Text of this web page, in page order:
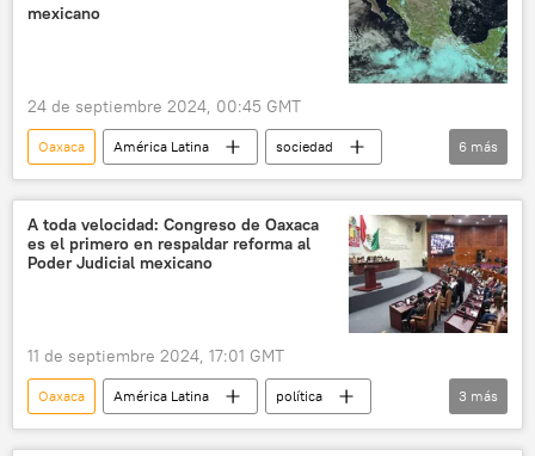
Centro Nacional de Huracanes (NHC) de EEUU
mexicano
24 de septiembre 2024, 00:45 GMT
Oaxaca América Latina
sociedad
medioambiente
México
Guerrero
Centro Nacional de Huracanes (NHC) de EEUU
Comisión Nacional del Agua (México)
6 más
A toda velocidad: Congreso de Oaxaca
es el primero en respaldar reforma al
Poder Judicial mexicano
11 de septiembre 2024, 17:01 GMT
Oaxaca América Latina
política
Andrés Manuel López Obrador
3 más